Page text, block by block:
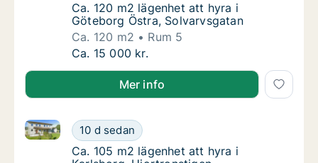
Ca. 120 m2 lägenhet att hyra i Göteborg
Ca. 120 m2 lägenhet att hyra i
Göteborg Östra, Solvarvsgatan
Ca. 120 m2
Rum 5
Ca. 120 m2 lägenhet att hyra i Göteborg
Ca. 15 000 kr.
Mer info
Ca. 105 m2 lägenhet att hyra i Karlsborg,
10 d sedan
Ca. 105 m2 lägenhet att hyra i Karlsborg,
Ca. 105 m2 lägenhet att hyra i Karlsborg,
Ca. 105 m2 lägenhet att hyra i